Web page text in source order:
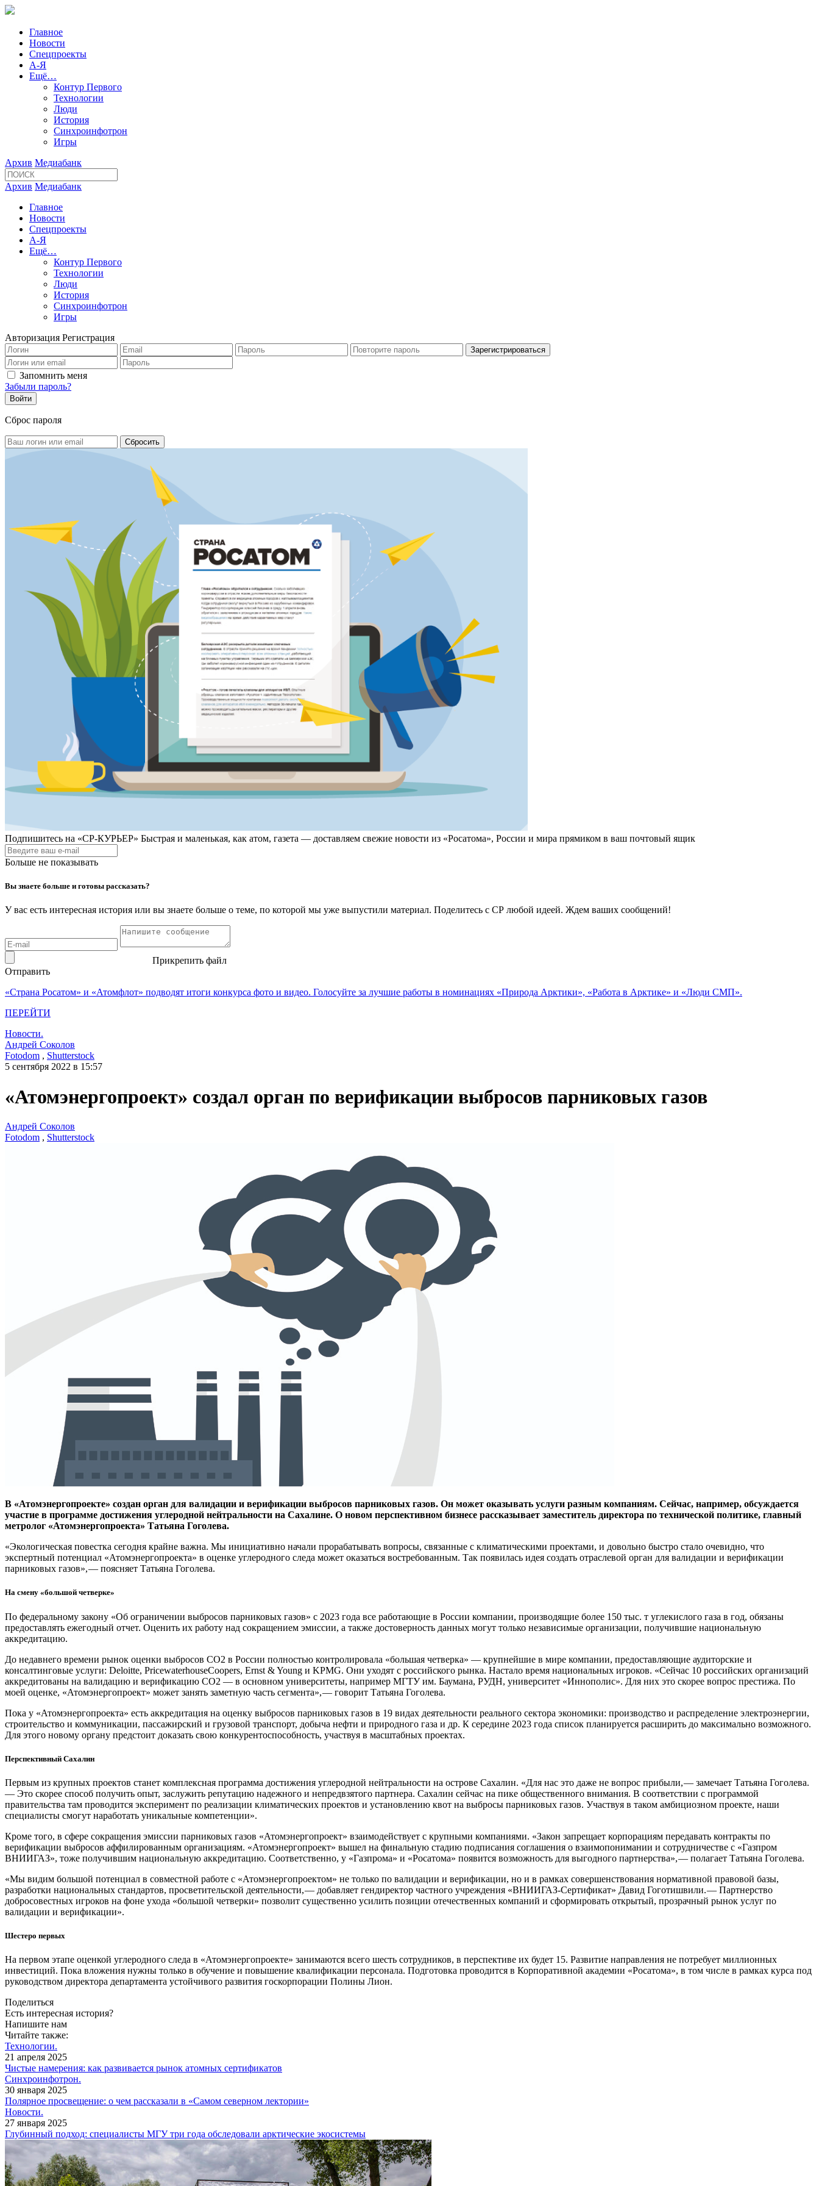
Главное
Новости
Спецпроекты
А-Я
Ещё…
Контур Первого
Технологии
Люди
История
Синхроинфотрон
Игры
Архив Медиабанк
Архив Медиабанк
Главное
Новости
Спецпроекты
А-Я
Ещё…
Контур Первого
Технологии
Люди
История
Синхроинфотрон
Игры
Авторизация Регистрация
Запомнить меня
Забыли пароль?
Сброс пароля
Подпишитесь на «СР-КУРЬЕР» Быстрая и маленькая, как атом, газета — доставляем свежие новости из «Росатома», России и мира прямиком в ваш почтовый ящик
Больше не показывать
Вы знаете больше и готовы рассказать?
У вас есть интересная история или вы знаете больше о теме, по которой мы уже выпустили материал. Поделитесь с СР любой идеей. Ждем ваших сообщений!
Прикрепить файл
Отправить
«Страна Росатом» и «Атомфлот» подводят итоги конкурса фото и видео. Голосуйте за лучшие работы в номинациях «Природа Арктики», «Работа в Арктике» и «Люди СМП».
ПЕРЕЙТИ
Новости.
Андрей Соколов
Fotodom , Shutterstock
5 сентября 2022 в 15:57
«Атомэнергопроект» создал орган по верификации выбросов парниковых газов
Андрей Соколов
Fotodom , Shutterstock
В «Атомэнергопроекте» создан орган для валидации и верификации выбросов парниковых газов. Он может оказывать услуги разным компаниям. Сейчас, например, обсуждается
участие в программе достижения углеродной нейтральности на Сахалине. О новом перспективном бизнесе рассказывает заместитель директора по технической политике, главный
метролог «Атомэнергопроекта» Татьяна Гоголева.
«Экологическая повестка сегодня крайне важна. Мы инициативно начали прорабатывать вопросы, связанные с климатическими проектами, и довольно быстро стало очевидно, что
экспертный потенциал «Атомэнергопроекта» в оценке углеродного следа может оказаться востребованным. Так появилась идея создать отраслевой орган для валидации и верификации
парниковых газов», — ​поясняет Татьяна Гоголева.
На смену «большой четверке»
По федеральному закону «Об ограничении выбросов парниковых газов» с 2023 года все работающие в России компании, производящие более 150 тыс. т углекислого газа в год, обязаны
предоставлять ежегодный отчет. Оценить их работу над сокращением эмиссии, а также достоверность данных могут только независимые организации, получившие национальную
аккредитацию.
До недавнего времени рынок оценки выбросов СО2 в России полностью контролировала «большая четверка» — ​крупнейшие в мире компании, предоставляющие аудиторские и
консалтинговые услуги: Deloitte, PricewaterhouseCoopers, Ernst & Young и KPMG. Они уходят с российского рынка. Настало время национальных игроков. «Сейчас 10 российских организаций
аккредитованы на валидацию и верификацию СО2 — ​в основном университеты, например МГТУ им. Баумана, РУДН, университет «Иннополис». Для них это скорее вопрос престижа. По
моей оценке, «Атомэнергопроект» может занять заметную часть сегмента», — ​говорит Татьяна Гоголева.
Пока у «Атомэнергопроекта» есть аккредитация на оценку выбросов парниковых газов в 19 видах деятельности реального сектора экономики: производство и распределение электроэнергии,
строительство и коммуникации, пассажирский и грузовой транспорт, добыча нефти и природного газа и др. К середине 2023 года список планируется расширить до максимально возможного.
Для этого новому органу предстоит доказать свою конкурентоспособность, участвуя в масштабных проектах.
Перспективный Сахалин
Первым из крупных проектов станет комплексная программа достижения углеродной нейтральности на острове Сахалин. «Для нас это даже не вопрос прибыли, — ​замечает Татьяна Гоголева.
— ​Это скорее способ получить опыт, заслужить репутацию надежного и непредвзятого партнера. Сахалин сейчас на пике общественного внимания. В соответствии с программой
правительства там проводится эксперимент по реализации климатических проектов и установлению квот на выбросы парниковых газов. Участвуя в таком амбициозном проекте, наши
специалисты смогут наработать уникальные компетенции».
Кроме того, в сфере сокращения эмиссии парниковых газов «Атомэнергопроект» взаимодействует с крупными компаниями. «Закон запрещает корпорациям передавать контракты по
верификации выбросов аффилированным организациям. «Атомэнергопроект» вышел на финальную стадию подписания соглашения о взаимопонимании и сотрудничестве с «Газпром
ВНИИГАЗ», тоже получившим национальную аккредитацию. Соответственно, у «Газпрома» и «Росатома» появится возможность для выгодного партнерства», — ​полагает Татьяна Гоголева.
«Мы видим большой потенциал в совместной работе с «Атомэнергопроектом» не только по валидации и верификации, но и в рамках совершенствования нормативной правовой базы,
разработки национальных стандартов, просветительской деятельности, — ​добавляет гендиректор частного учреждения «ВНИИГАЗ-Сертификат» Давид Гоготишвили. — ​Партнерство
добросовестных игроков на фоне ухода «большой четверки» позволит существенно усилить позиции отечественных компаний и сформировать открытый, прозрачный рынок услуг по
валидации и верификации».
Шестеро первых
На первом этапе оценкой углеродного следа в «Атомэнергопроекте» занимаются всего шесть сотрудников, в перспективе их будет 15. Развитие направления не потребует миллионных
инвестиций. Пока вложения нужны только в обучение и повышение квалификации персонала. Подготовка проводится в Корпоративной академии «Росатома», в том числе в рамках курса под
руководством директора департамента устойчивого развития госкорпорации Полины Лион.
Поделиться
Есть интересная история?
Напишите нам
Читайте также:
Технологии.
21 апреля 2025
Чистые намерения: как развивается рынок атомных сертификатов
Синхроинфотрон.
30 января 2025
Полярное просвещение: о чем рассказали в «Самом северном лектории»
Новости.
27 января 2025
Глубинный подход: специалисты МГУ три года обследовали арктические экосистемы